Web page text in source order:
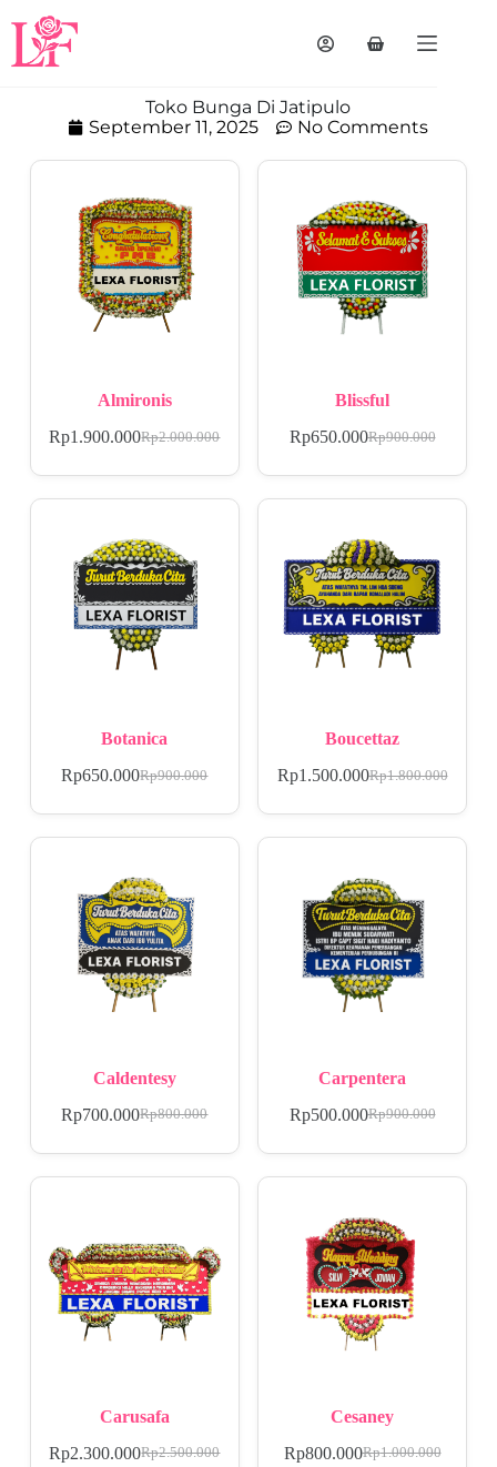
Toko Bunga Di Jatipulo
September 11, 2025
No Comments
Almironis
Rp2.000.000
Rp1.900.000
Blissful
Rp900.000
Rp650.000
Botanica
Rp900.000
Rp650.000
Boucettaz
Rp1.800.000
Rp1.500.000
Caldentesy
Rp800.000
Rp700.000
Carpentera
Rp900.000
Rp500.000
Carusafa
Rp2.500.000
Rp2.300.000
Cesaney
Rp1.000.000
Rp800.000